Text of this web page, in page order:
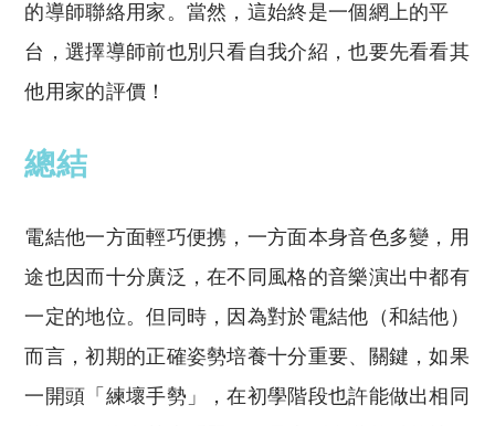
的導師聯絡用家。當然，這始終是一個網上的平
台，選擇導師前也別只看自我介紹，也要先看看其
他用家的評價！
總結
電結他一方面輕巧便携，一方面本身音色多變，用
途也因而十分廣泛，在不同風格的音樂演出中都有
一定的地位。但同時，因為對於電結他（和結他）
而言，初期的正確姿勢培養十分重要、關鍵，如果
一開頭「練壞手勢」，在初學階段也許能做出相同